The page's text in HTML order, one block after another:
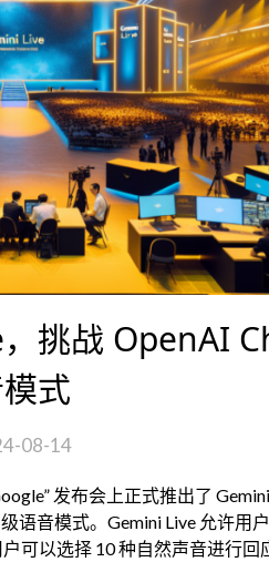
挑战 OpenAI
式
08-14
发布会上正式推出了
语音模式。Gemini Live 允许用
可以选择 10 种自然声音进行回